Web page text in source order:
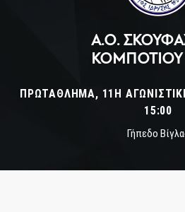
Α.Ο.
ΚΟΜΠΟΤΊΟΥ
ΠΡΩΤΆΘΛΗΜΑ, 11Η
15:00
Γήπεδο